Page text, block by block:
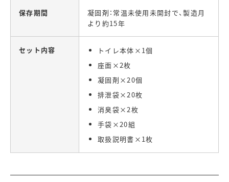
保存期間
凝固剤：常温未使用未開封で、製造月
より約15年
セット内容
トイレ本体×1個
座面×2枚
凝固剤×20個
排泄袋×20枚
消臭袋×2枚
手袋×20組
取扱説明書×1枚